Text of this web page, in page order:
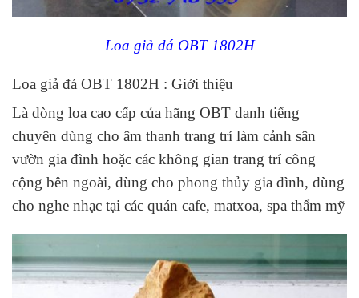
Loa giả đá OBT 1802H
Loa giả đá OBT 1802H : Giới thiệu
Là dòng loa cao cấp của hãng OBT danh tiếng
chuyên dùng cho âm thanh trang trí làm cảnh sân
vườn gia đình hoặc các không gian trang trí công
cộng bên ngoài, dùng cho phong thủy gia đình, dùng
cho nghe nhạc tại các quán cafe, matxoa, spa thẩm mỹ